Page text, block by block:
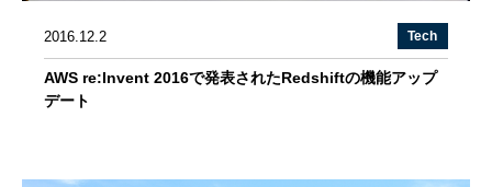
2016.12.2 Tech
AWS re:Invent 2016で発表されたRedshiftの機能アップ
デート